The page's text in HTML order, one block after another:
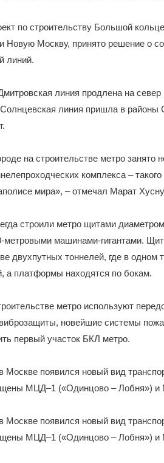
по строительству Большой
Новую Москву, принято решение о
линий.
линия продлена на
линия пришла в
на строительстве метро
комплекса –
мира», – отмечал Марат
строили метро щитами
метровыми машинами-гигантами.
двухпутных тоннелей, где в одном
а платформы находятся по бокам.
метро используют
новейшие системы
первый участок БКЛ метро.
Москве появился новый вид
МЦД–1 («Одинцово – Лобня») и
Москве появился новый вид
МЦД–1 («Одинцово – Лобня») и